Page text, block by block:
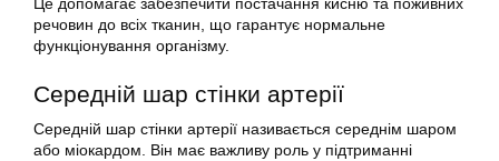
Це допомагає забезпечити постачання кисню та поживних
речовин до всіх тканин, що гарантує нормальне
функціонування організму.
Середній шар стінки артерії
Середній шар стінки артерії називається середнім шаром
або міокардом. Він має важливу роль у підтриманні